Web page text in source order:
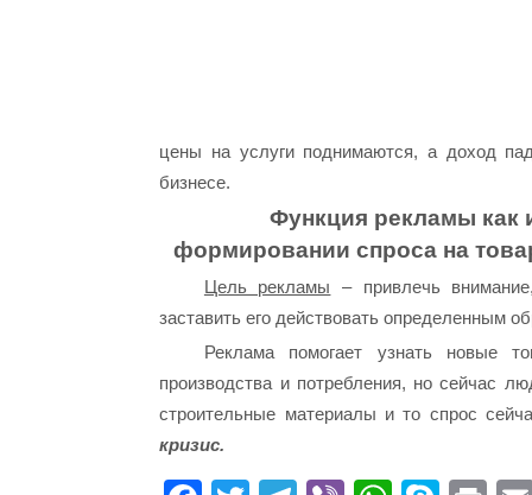
цены на услуги поднимаются, а доход
бизнесе.
Функция рекламы как
формировании спроса на
Цель рекламы – привлечь
заставить его действовать определенным
Реклама помогает узнать новые
производства и потребления, но сейчас
строительные материалы и то спрос
кризис.